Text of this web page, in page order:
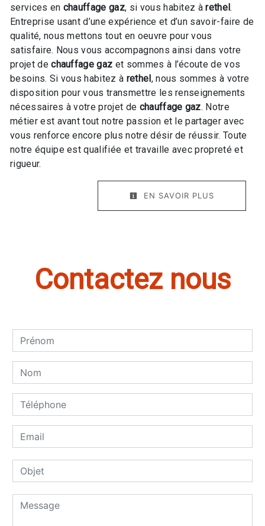
services en chauffage gaz, si vous habitez àrethel.
Entreprise usant d’une expérience et d’un savoir-faire de
qualité, nous mettons tout en oeuvre pour vous
satisfaire. Nous vous accompagnons ainsi dans votre
projet dechauffage gaz et sommes à l’écoute de vos
besoins. Si vous habitez à rethel, nous sommes à votre
disposition pour vous transmettre les renseignements
nécessaires à votre projet de chauffage gaz. Notre
métier est avant tout notre passion et le partager avec
vous renforce encore plus notre désir de réussir. Toute
notre équipe est qualifiée et travaille avec propreté et
rigueur.
EN SAVOIR PLUS
Contactez nous